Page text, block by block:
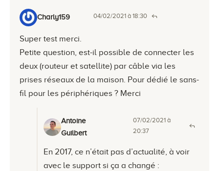
Charly159 04/02/2021 à 18:30
Super test merci.
Petite question, est-il possible de connecter les
deux (routeur et satellite) par câble via les
prises réseaux de la maison. Pour dédié le sans-
fil pour les périphériques ? Merci
Antoine
Guilbert
07/02/2021 à
20:37
En 2017, ce n’était pas d’actualité, à voir
avec le support si ça a changé :